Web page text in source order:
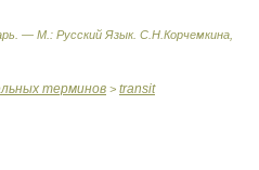
— М.: Русский Язык. С.Н.Корчемкина,
терминов > transit